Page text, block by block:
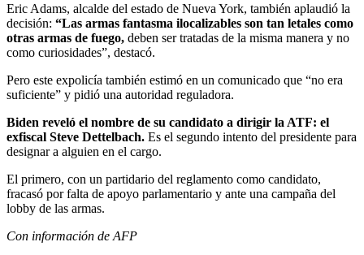
Eric Adams, alcalde del estado de Nueva York, también aplaudió la
decisión: “Las armas fantasma ilocalizables son tan letales como
otras armas de fuego, deben ser tratadas de la misma manera y no
como curiosidades”, destacó.
Pero este expolicía también estimó en un comunicado que “no era
suficiente” y pidió una autoridad reguladora.
Biden reveló el nombre de su candidato a dirigir la ATF: el
exfiscal Steve Dettelbach. Es el segundo intento del presidente para
designar a alguien en el cargo.
El primero, con un partidario del reglamento como candidato,
fracasó por falta de apoyo parlamentario y ante una campaña del
lobby de las armas.
Con información de AFP